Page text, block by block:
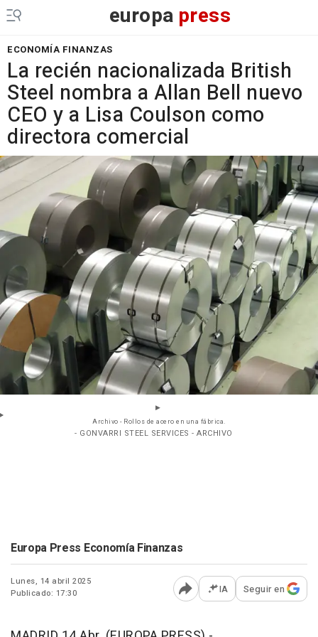
europa press
ECONOMÍA FINANZAS
La recién nacionalizada British
Steel nombra a Allan Bell nuevo
CEO y a Lisa Coulson como
directora comercial
Archivo - Rollos de acero en una fábrica.
- GONVARRI STEEL SERVICES - ARCHIVO
Europa Press Economía Finanzas
Lunes, 14 abril 2025
Publicado: 17:30
Abrir opciones para
IA Seguir en